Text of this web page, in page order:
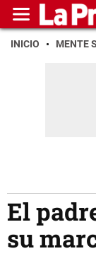
INICIO MENTE
El
su